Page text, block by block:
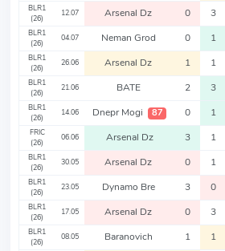
BLR1
(26)
12.07 Arsenal Dz 0 3
BLR1
(26)
04.07 Neman Grod 0 1
BLR1
(26)
26.06 Arsenal Dz 1 1
BLR1
(26)
21.06 BATE 2 3
BLR1
(26)
14.06 Dnepr Mogi 87 0 1
FRIC
(26)
06.06 Arsenal Dz 3 1
BLR1
(26)
30.05 Arsenal Dz 0 1
BLR1
(26)
23.05 Dynamo Bre 3 0
BLR1
(26)
17.05 Arsenal Dz 0 3
BLR1
(26)
08.05 Baranovich 1 1